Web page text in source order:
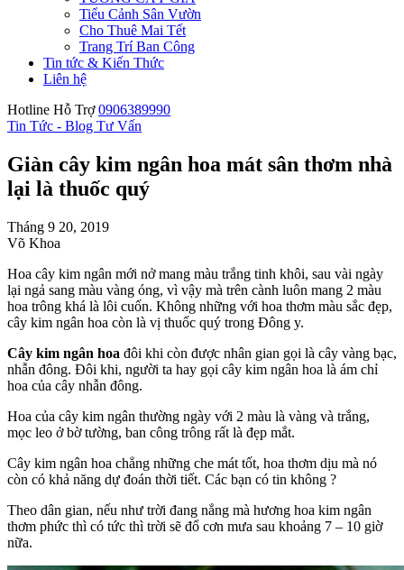
Tiểu Cảnh Sân Vườn
Cho Thuê Mai Tết
Trang Trí Ban Công
Tin tức & Kiến Thức
Liên hệ
Hotline Hỗ Trợ 0906389990
Tin Tức - Blog Tư Vấn
Giàn cây kim ngân hoa mát sân thơm nhà
lại là thuốc quý
Tháng 9 20, 2019
Võ Khoa
Hoa cây kim ngân mới nở mang màu trắng tinh khôi, sau vài ngày
lại ngả sang màu vàng óng, vì vậy mà trên cành luôn mang 2 màu
hoa trông khá là lôi cuốn. Không những với hoa thơm màu sắc đẹp,
cây kim ngân hoa còn là vị thuốc quý trong Đông y.
Cây kim ngân hoa đôi khi còn được nhân gian gọi là cây vàng bạc,
nhẫn đông. Đôi khi, người ta hay gọi cây kim ngân hoa là ám chỉ
hoa của cây nhẫn đông.
Hoa của cây kim ngân thường ngày với 2 màu là vàng và trắng,
mọc leo ở bờ tường, ban công trông rất là đẹp mắt.
Cây kim ngân hoa chẳng những che mát tốt, hoa thơm dịu mà nó
còn có khả năng dự đoán thời tiết. Các bạn có tin không ?
Theo dân gian, nếu như trời đang nắng mà hương hoa kim ngân
thơm phức thì có tức thì trời sẽ đổ cơn mưa sau khoảng 7 – 10 giờ
nữa.